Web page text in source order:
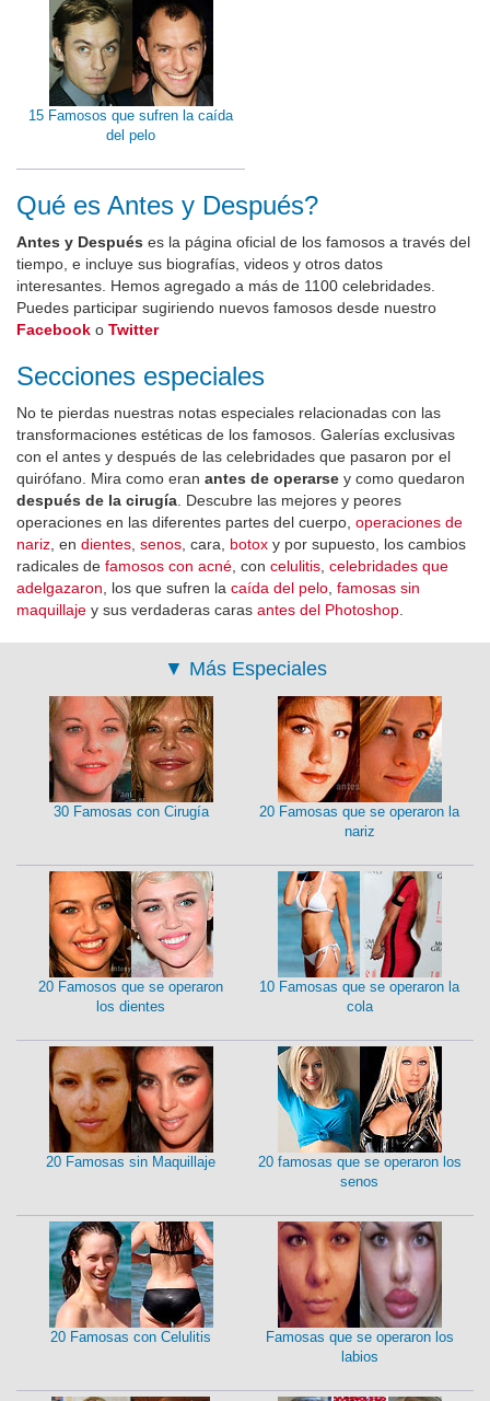
15 Famosos que sufren la caída
del pelo
Qué es Antes y Después?
Antes y Después es la página oficial de los famosos a través del
tiempo, e incluye sus biografías, videos y otros datos
interesantes. Hemos agregado a más de 1100 celebridades.
Puedes participar sugiriendo nuevos famosos desde nuestro
Facebook o Twitter
Secciones especiales
No te pierdas nuestras notas especiales relacionadas con las
transformaciones estéticas de los famosos. Galerías exclusivas
con el antes y después de las celebridades que pasaron por el
quirófano. Mira como eran antes de operarse y como quedaron
después de la cirugía . Descubre las mejores y peores
operaciones en las diferentes partes del cuerpo, operaciones de
nariz , en dientes senos , cara, botox y por supuesto, los cambios
radicales de famosos con acné , con celulitis celebridades que
adelgazaron , los que sufren la caída del pelo famosas sin
maquillaje y sus verdaderas caras antes del Photoshop
▼ Más Especiales
30 Famosas con Cirugía
20 Famosas que se operaron la
nariz
20 Famosos que se operaron
los dientes
10 Famosas que se operaron la
cola
20 Famosas sin Maquillaje
20 famosas que se operaron los
senos
20 Famosas con Celulitis
Famosas que se operaron los
labios